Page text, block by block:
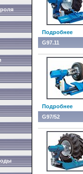
Подробнее
G97.11
Подробнее
G97/52